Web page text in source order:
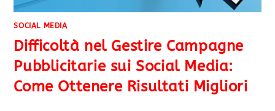
SOCIAL MEDIA
Difficoltà nel Gestire Campagne
Pubblicitarie sui Social Media:
Come Ottenere Risultati Migliori